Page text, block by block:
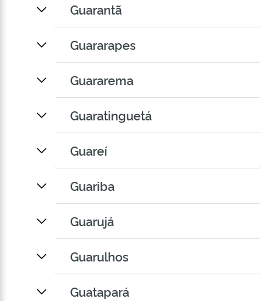
Guarantã
Guararapes
Guararema
Guaratinguetá
Guareí
Guariba
Guarujá
Guarulhos
Guatapará